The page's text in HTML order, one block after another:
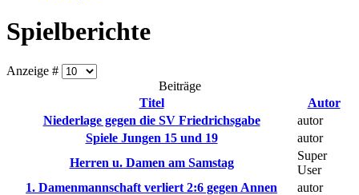
Spielberichte
Anzeige #
Beiträge
Titel
Autor
Niederlage gegen die SV Friedrichsgabe
autor
Spiele Jungen 15 und 19
autor
Herren u. Damen am Samstag
Super
User
1. Damenmannschaft verliert 2:6 gegen Annen
autor